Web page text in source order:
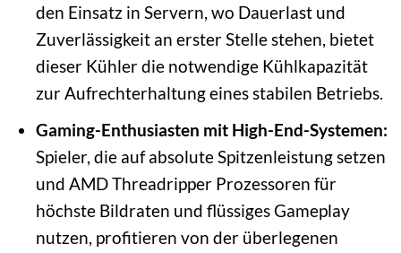
den Einsatz in Servern, wo Dauerlast und
Zuverlässigkeit an erster Stelle stehen, bietet
dieser Kühler die notwendige Kühlkapazität
zur Aufrechterhaltung eines stabilen Betriebs.
Gaming-Enthusiasten mit High-End-Systemen:
Spieler, die auf absolute Spitzenleistung setzen
und AMD Threadripper Prozessoren für
höchste Bildraten und flüssiges Gameplay
nutzen, profitieren von der überlegenen